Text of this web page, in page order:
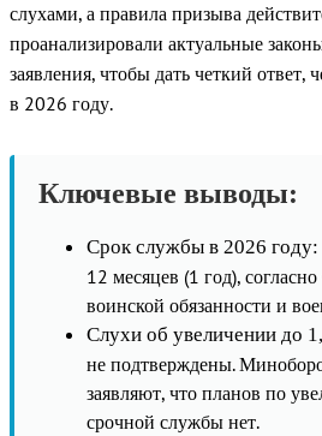
слухами, а правила призыва
проанализировали актуальные
заявления, чтобы дать четкий ответ,
в 2026 году.
Ключевые выводы:
Срок службы в 2026 году:
12 месяцев (1 год),
воинской обязанности и
Слухи об увеличении до
не подтверждены.
заявляют, что планов по
срочной службы нет.